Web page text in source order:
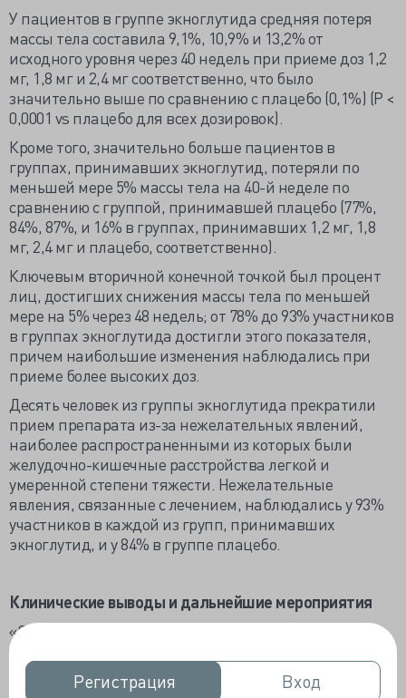
Регистрация
Регистрация Вход
Вход
У пациентов в группе экноглутида средняя потеря
массы тела составила 9,1%, 10,9% и 13,2% от
исходного уровня через 40 недель при приеме доз 1,2
мг, 1,8 мг и 2,4 мг соответственно, что было
значительно выше по сравнению с плацебо (0,1%) (Р <
0,0001 vs плацебо для всех дозировок).
Кроме того, значительно больше пациентов в
группах, принимавших экноглутид, потеряли по
меньшей мере 5% массы тела на 40-й неделе по
сравнению с группой, принимавшей плацебо (77%,
84%, 87%, и 16% в группах, принимавших 1,2 мг, 1,8
мг, 2,4 мг и плацебо, соответственно).
Ключевым вторичной конечной точкой был процент
лиц, достигших снижения массы тела по меньшей
мере на 5% через 48 недель; от 78% до 93% участников
в группах экноглутида достигли этого показателя,
причем наибольшие изменения наблюдались при
приеме более высоких доз.
Десять человек из группы экноглутида прекратили
прием препарата из-за нежелательных явлений,
наиболее распространенными из которых были
желудочно-кишечные расстройства легкой и
умеренной степени тяжести. Нежелательные
явления, связанные с лечением, наблюдались у 93%
участников в каждой из групп, принимавших
экноглутид, и у 84% в группе плацебо.
Клинические выводы и дальнейшие мероприятия
«Экноглутид не только становится серьезным
конкурентом на рынке аналогов ГПП-1, но и
выделяется своим потенциалом для устранения
ограничений, связанных с отсутствием клинического